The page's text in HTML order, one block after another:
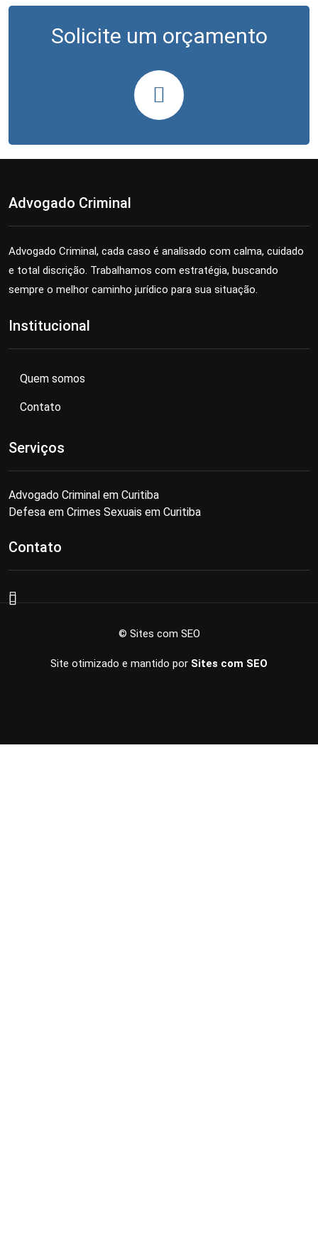
Solicite um orçamento
Advogado Criminal
Advogado Criminal, cada caso é analisado com calma, cuidado
e total discrição. Trabalhamos com estratégia, buscando
sempre o melhor caminho jurídico para sua situação.
Institucional
Quem somos
Contato
Serviços
Advogado Criminal em Curitiba
Defesa em Crimes Sexuais em Curitiba
Contato
© Sites com SEO
Site otimizado e mantido por Sites com SEO